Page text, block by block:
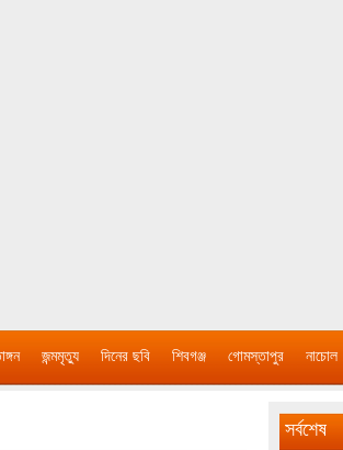
জন্মমৃত্যু দিনের ছবি শিবগঞ্জ গোমস্তাপুর নাচোল
সর্বশেষ